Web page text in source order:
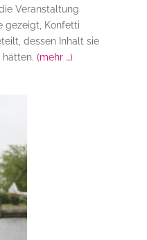
Veranstaltung
gezeigt, Konfetti
dessen Inhalt sie
(mehr …)